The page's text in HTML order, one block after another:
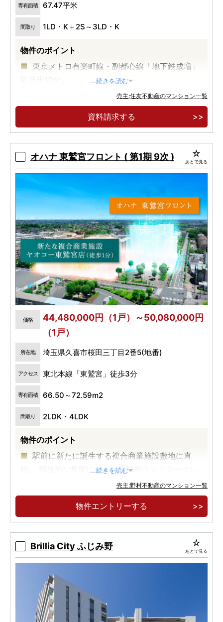
専有面積 67.47平米
間取り 1LD・K＋2S～3LD・K
物件のポイント
東京メトロ有楽町線・副都心線「地下鉄成増」
東武東上線「成増」駅から「池袋」駅まで1駅
12分。
...続きを読む
売主:住友不動産のマンション一覧
資料請求する
オハナ 東鷲宮フロント ( 第1期 9次 ) あとで見る
価格
44,480,000円（1戸）～50,080,000円
（1戸）
所在地 埼玉県久喜市桜田三丁目2番5(地番)
アクセス 東北本線「東鷲宮」徒歩3分
専有面積 66.50～72.59m2
間取り 2LDK・4LDK
物件のポイント
駅前に新たに誕生する複合商業施設敷地に直
結。 開放的な眺望に包まれる駅前ランドマークレ
...続きを読む
売主:野村不動産のマンション一覧
物件エントリーする
Brillia City ふじみ野 あとで見る